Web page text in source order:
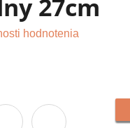
27cm
hodnotenia